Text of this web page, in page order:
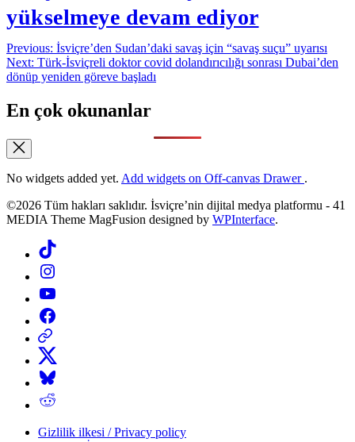
yükselmeye devam ediyor
Yazı
gezinmesi
Previous: İsviçre’den Sudan’daki savaş için “savaş suçu” uyarısı
Next: Türk-İsviçreli doktor covid dolandırıcılığı sonrası Dubai’den
dönüp yeniden göreve başladı
En çok okunanlar
No widgets added yet. Add widgets on Off-canvas Drawer .
©2026 Tüm hakları saklıdır. İsviçre’nin dijital medya platformu - 41
MEDIA Theme MagFusion designed by WPInterface.
Tiktok
Instagram
YouTube
Facebook
Threads
X
Bluesky
Reddit
Gizlilik ilkesi / Privacy policy